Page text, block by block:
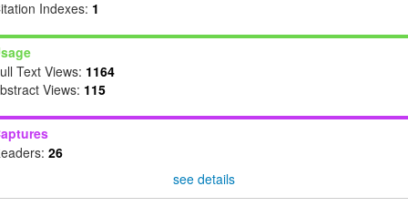
Indexes: 1
Text Views: 1164
Views: 115
26
see details